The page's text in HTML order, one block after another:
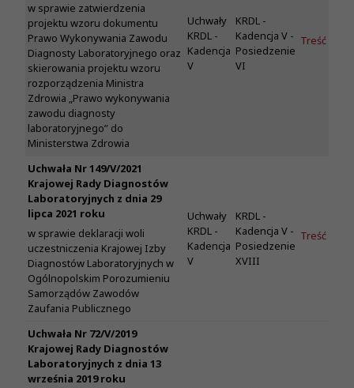
w sprawie zatwierdzenia
projektu wzoru dokumentu
Prawo Wykonywania Zawodu
Diagnosty Laboratoryjnego oraz
skierowania projektu wzoru
rozporządzenia Ministra
Zdrowia „Prawo wykonywania
zawodu diagnosty
laboratoryjnego” do
Ministerstwa Zdrowia
Uchwały
KRDL -
Kadencja
V
KRDL -
Kadencja V -
Posiedzenie
VI
Treść
Uchwała Nr 149/V/2021
Krajowej Rady Diagnostów
Laboratoryjnych z dnia 29
lipca 2021 roku
w sprawie deklaracji woli
uczestniczenia Krajowej Izby
Diagnostów Laboratoryjnych w
Ogólnopolskim Porozumieniu
Samorządów Zawodów
Zaufania Publicznego
Uchwały
KRDL -
Kadencja
V
KRDL -
Kadencja V -
Posiedzenie
XVIII
Treść
Uchwała Nr 72/V/2019
Krajowej Rady Diagnostów
Laboratoryjnych z dnia 13
września 2019 roku